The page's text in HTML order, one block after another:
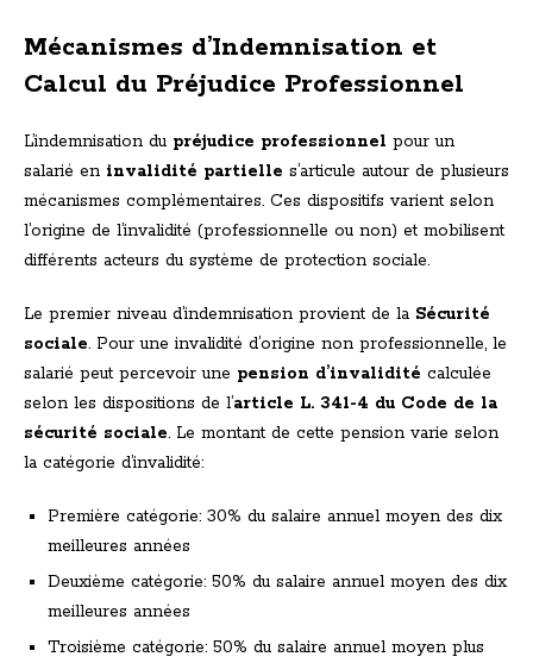
Mécanismes d’Indemnisation et
Calcul du Préjudice Professionnel
L’indemnisation du préjudice professionnel pour un
salarié en invalidité partielle s’articule autour de plusieurs
mécanismes complémentaires. Ces dispositifs varient selon
l’origine de l’invalidité (professionnelle ou non) et mobilisent
différents acteurs du système de protection sociale.
Le premier niveau d’indemnisation provient de la Sécurité
sociale. Pour une invalidité d’origine non professionnelle, le
salarié peut percevoir une pension d’invalidité calculée
selon les dispositions de l’article L. 341-4 du Code de la
sécurité sociale. Le montant de cette pension varie selon
la catégorie d’invalidité:
Première catégorie: 30% du salaire annuel moyen des dix
meilleures années
Deuxième catégorie: 50% du salaire annuel moyen des dix
meilleures années
Troisième catégorie: 50% du salaire annuel moyen plus